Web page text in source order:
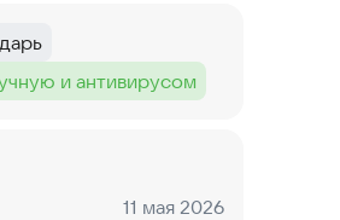
и антивирусом
Дата:
11 мая 2026